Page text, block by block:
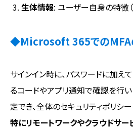
生体情報: ユーザー自身の特徴
◆Microsoft 365でのMFA
サインイン時に、パスワードに加え
るコードやアプリ通知で確認を行
定でき、全体のセキュリティポリシ
特にリモートワークやクラウドサ